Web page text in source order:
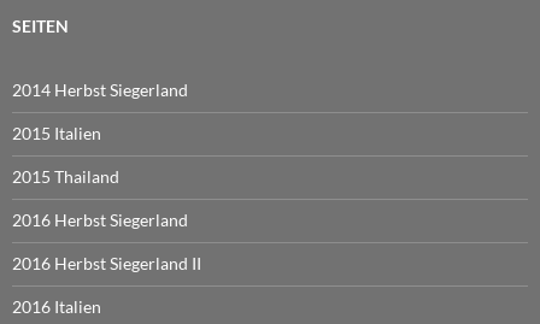
SEITEN
2014 Herbst Siegerland
2015 Italien
2015 Thailand
2016 Herbst Siegerland
2016 Herbst Siegerland II
2016 Italien